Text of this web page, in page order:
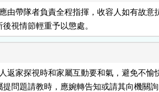
由帶隊者負責全程指揮，收容人如有故意
後視情節輕重予以懲處。
返家探視時和家屬互動要和氣，避免不愉
屬提問題請教時，應婉轉告知或請其向機關